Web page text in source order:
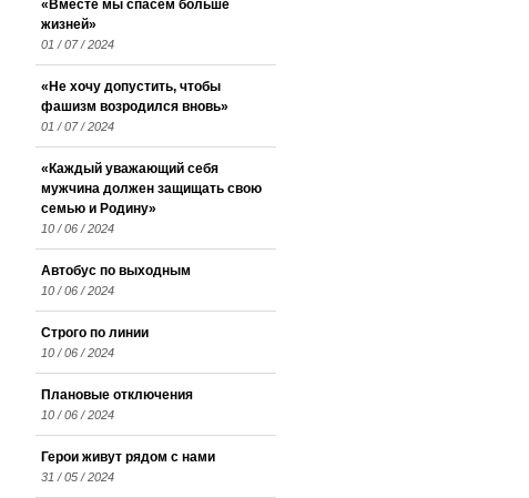
«Вместе мы спасем больше
жизней»
01 / 07 / 2024
«Не хочу допустить, чтобы
фашизм возродился вновь»
01 / 07 / 2024
«Каждый уважающий себя
мужчина должен защищать свою
семью и Родину»
10 / 06 / 2024
Автобус по выходным
10 / 06 / 2024
Строго по линии
10 / 06 / 2024
Плановые отключения
10 / 06 / 2024
Герои живут рядом с нами
31 / 05 / 2024